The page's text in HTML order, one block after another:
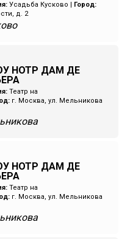
Усадьба Кусково
Город:
д. 2
НОТР ДАМ ДЕ
Театр на
г. Москва, ул. Мельникова
НОТР ДАМ ДЕ
Театр на
г. Москва, ул. Мельникова